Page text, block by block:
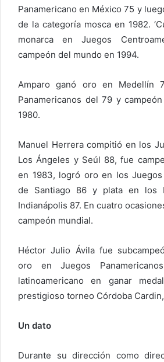
Panamericano en México 75 y
de la categoría mosca en 1982.
monarca en Juegos
campeón del mundo en 1994.
Amparo ganó oro en Medellín
Panamericanos del 79 y
1980.
Manuel Herrera compitió en los
Los Ángeles y Seúl 88, fue
en 1983, logró oro en los Juegos
de Santiago 86 y plata en los
Indianápolis 87. En cuatro
campeón mundial.
Héctor Julio Ávila fue
oro en Juegos
latinoamericano en ganar
prestigioso torneo Córdoba
Un dato
Durante su dirección como